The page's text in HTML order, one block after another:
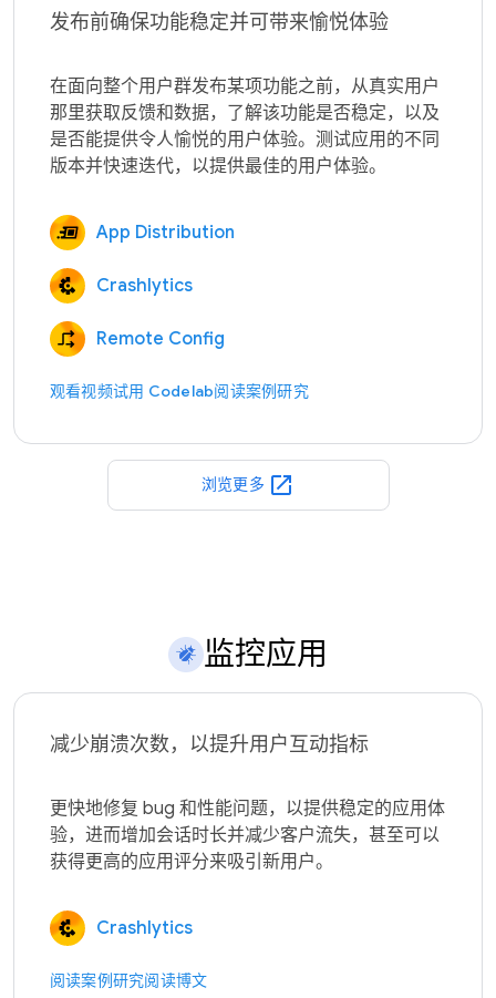
发布前确保功能稳定并可带来愉悦体验
在面向整个用户群发布某项功能之前，从真实用户
那里获取反馈和数据，了解该功能是否稳定，以及
是否能提供令人愉悦的用户体验。测试应用的不同
App Distribution
Crashlytics
Remote Config
观看视频试用 Codelab阅读案例研究
浏览更多 open_in_new
监控应用
减少崩溃次数，以提升用户互动指标
更快地修复 bug 和性能问题，以提供稳定的应用体
验，进而增加会话时长并减少客户流失，甚至可以
Crashlytics
阅读案例研究阅读博文